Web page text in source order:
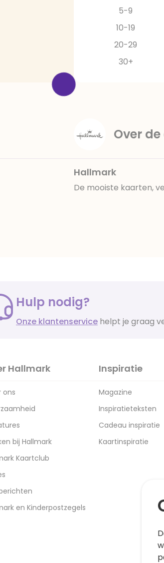
5-9
10-19
20-29
30+
Over
Hallmark
De mooiste kaarten,
Hulp nodig?
Onze klantenservice helpt je graag
Hallmark
ons
bij Hallmark
Kaartclub
en Kinderpostzegels
Inspiratie
Magazine
Inspiratieteksten
Cadeau inspiratie
Kaartinspiratie